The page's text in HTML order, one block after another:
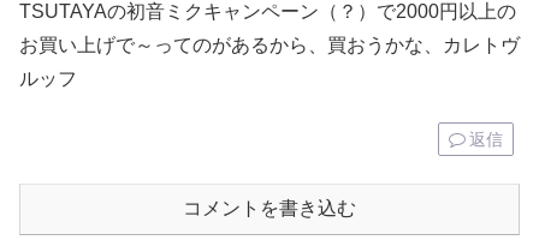
TSUTAYAの初音ミクキャンペーン（？）で2000円以上の
お買い上げで～ってのがあるから、買おうかな、カレトヴ
ルッフ
返信
コメントを書き込む